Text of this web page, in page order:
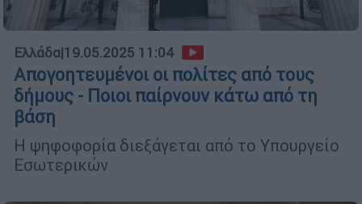
Ελλάδα|19.05.2025 11:04
Απογοητευμένοι οι πολίτες από τους
δήμους - Ποιοι παίρνουν κάτω από τη
βάση
Η ψηφοφορία διεξάγεται από το Υπουργείο
Εσωτερικών